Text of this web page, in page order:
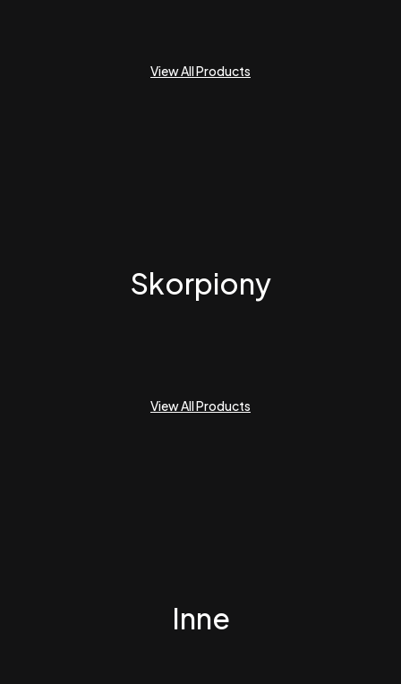
View All Products
Skorpiony
View All Products
Inne